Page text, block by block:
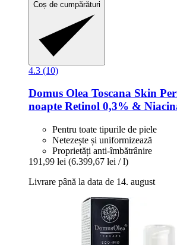
Coș de cumpărături
4.3 (10)
Domus Olea Toscana Skin
noapte Retinol 0,3% &
Pentru toate tipurile de piele
Netezește și uniformizează
Proprietăți anti-îmbătrânire
191,99 lei (6.399,67 lei / l)
Livrare până la data de 14. august